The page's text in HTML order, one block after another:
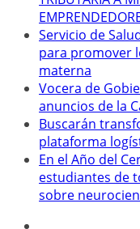
Servicio de
para promover
materna
Vocera de
anuncios de la
Buscarán
plataforma
En el Año del
estudiantes de
sobre